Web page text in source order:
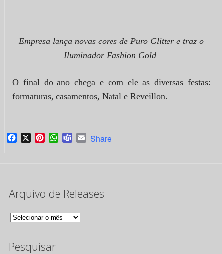
Empresa lança novas cores de Puro Glitter e traz o
Iluminador Fashion Gold
O final do ano chega e com ele as diversas festas:
formaturas, casamentos, Natal e Reveillon.
Facebook
X PinterestWhatsApp
TeamsEmail
Share
Arquivo de Releases
Arquivo
Releases
Pesquisar